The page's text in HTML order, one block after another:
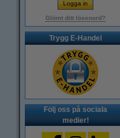
Glömt ditt lösenord?
Trygg E-Handel
Följ oss på sociala
medier!